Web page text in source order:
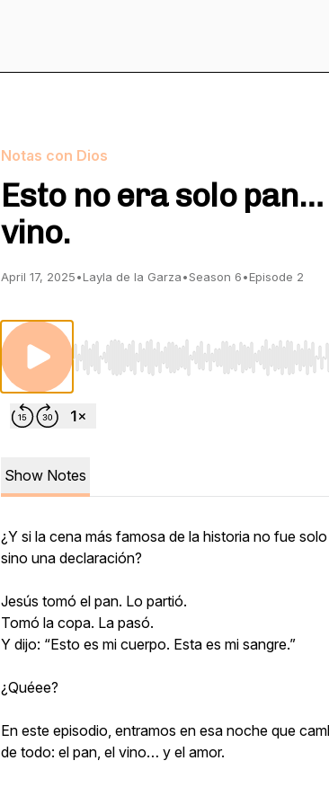
Notas con Dios
Esto no era solo
vino.
April 17, 2025•Layla de la Garza•Season 6•Episode 2
Use Left/Right to seek, Home/End to
Show Notes
¿Y si la cena más famosa de la historia no fue
sino una declaración?
Jesús tomó el pan. Lo partió.
Tomó la copa. La pasó.
Y dijo: “Esto es mi cuerpo. Esta es mi sangre.”
¿Quéee?
En este episodio, entramos en esa noche que
de todo: el pan, el vino… y el amor.